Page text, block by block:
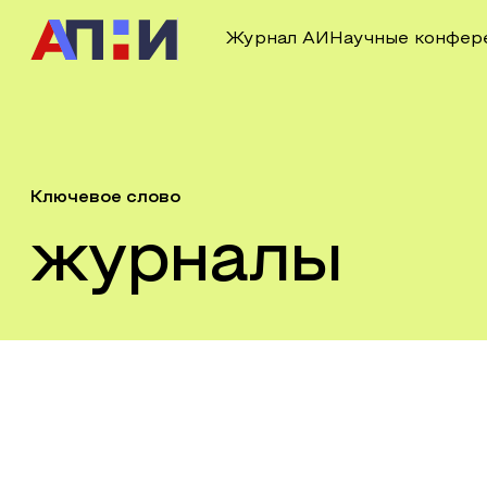
Журнал АИ Научные
Ключевое слово
журналы